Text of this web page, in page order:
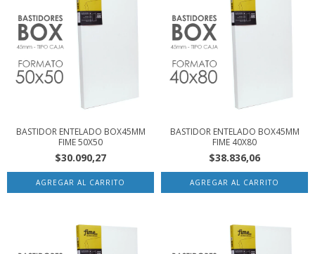
BASTIDOR ENTELADO BOX45MM
FIME 50X50
$30.090,27
BASTIDOR ENTELADO BOX45MM
FIME 40X80
$38.836,06